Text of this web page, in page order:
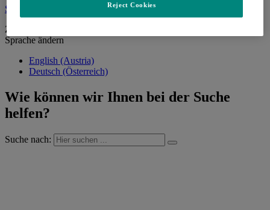
Sprache ändern
Zurück
Sprache ändern
English (Austria)
Deutsch (Österreich)
Wie können wir Ihnen bei der Suche
helfen?
Suche nach:
Reject Cookies